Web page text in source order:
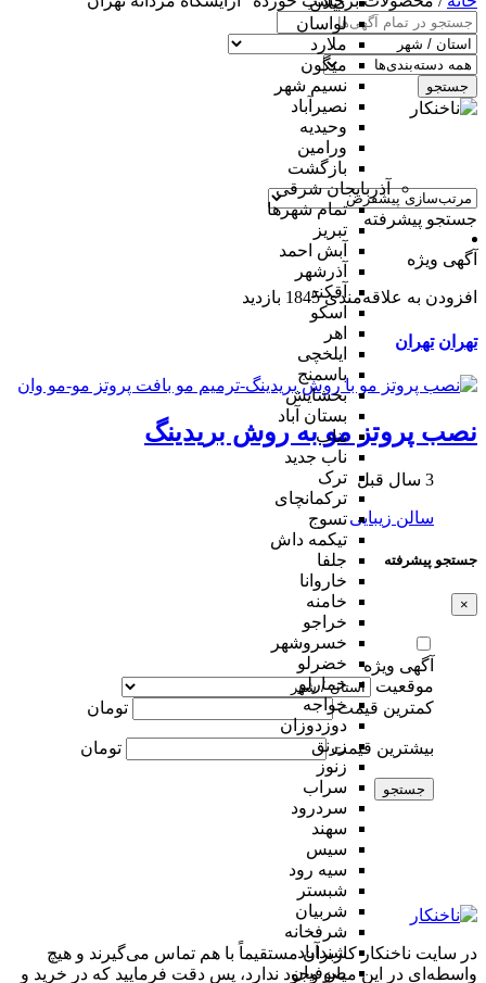
لواسان
ملارد
میگون
نسیم شهر
نصیرآباد
وحیدیه
ورامین
بازگشت
آذربایجان شرقی
تمام شهر‌ها
تبریز
آبش احمد
آذرشهر
آقکند
اسکو
اهر
ایلخچی
باسمنج
بخشایش
بستان آباد
بناب
ناب جدید
ترک
ترکمانچای
تسوج
تیکمه داش
جلفا
خاروانا
خامنه
خراجو
خسروشهر
خضرلو
خمارلو
خواجه
دوزدوزان
زرنق
زنوز
سراب
سردرود
سهند
سیس
سیه رود
شبستر
شربیان
شرفخانه
شندآباد
صوفیان
جستجو
جستجو پیشرفته
آگهی ویژه
افزودن به علاقه‌مندی 1845 بازدید
تهران تهران
نصب پروتز مو به روش بریدینگ
3 سال قبل
سالن زیبایی
جستجو پیشرفته
×
آگهی ویژه
موقعیت
کمترین قیمت
تومان
بیشترین قیمت تومان
جستجو
در سایت ناخنکار کاربران مستقیماً با هم تماس می‌گیرند و هیچ
واسطه‌ای در این میان وجود ندارد، پس دقت فرمایید که در خرید و